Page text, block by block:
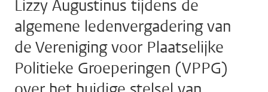
Lizzy Augustinus tijdens de
algemene ledenvergadering van
de Vereniging voor Plaatselijke
Politieke Groeperingen (VPPG)